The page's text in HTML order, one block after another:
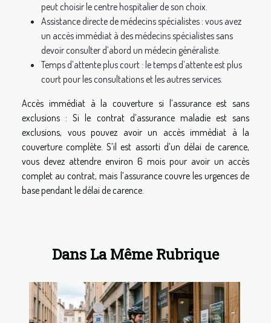
peut choisir le centre hospitalier de son choix.
Assistance directe de médecins spécialistes : vous avez
un accès immédiat à des médecins spécialistes sans
devoir consulter d’abord un médecin généraliste.
Temps d’attente plus court : le temps d’attente est plus
court pour les consultations et les autres services.
Accès immédiat à la couverture si l’assurance est sans
exclusions : Si le contrat d’assurance maladie est sans
exclusions, vous pouvez avoir un accès immédiat à la
couverture complète. S’il est assorti d’un délai de carence,
vous devez attendre environ 6 mois pour avoir un accès
complet au contrat, mais l’assurance couvre les urgences de
base pendant le délai de carence.
Dans La Même Rubrique